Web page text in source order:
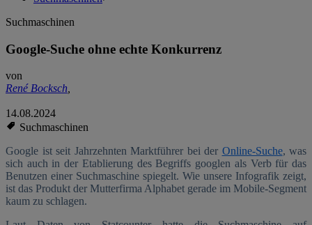
Suchmaschinen
Google-Suche ohne echte Konkurrenz
von
René Bocksch,
14.08.2024
Suchmaschinen
Google ist seit Jahrzehnten Marktführer bei der Online-Suche, was
sich auch in der Etablierung des Begriffs googlen als Verb für das
Benutzen einer Suchmaschine spiegelt. Wie unsere Infografik zeigt,
ist das Produkt der Mutterfirma Alphabet gerade im Mobile-Segment
kaum zu schlagen.